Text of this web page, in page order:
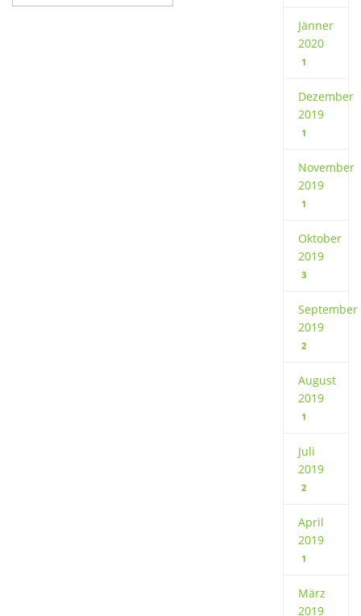
Jänner
2020
1
Dezember
2019
1
November
2019
1
Oktober
2019
3
September
2019
2
August
2019
1
Juli
2019
2
April
2019
1
März
2019